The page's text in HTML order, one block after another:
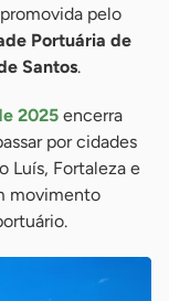
pelo
Portuária de
Santos.
2025 encerra
por cidades
Luís, Fortaleza e
movimento